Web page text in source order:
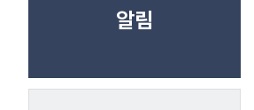
알림